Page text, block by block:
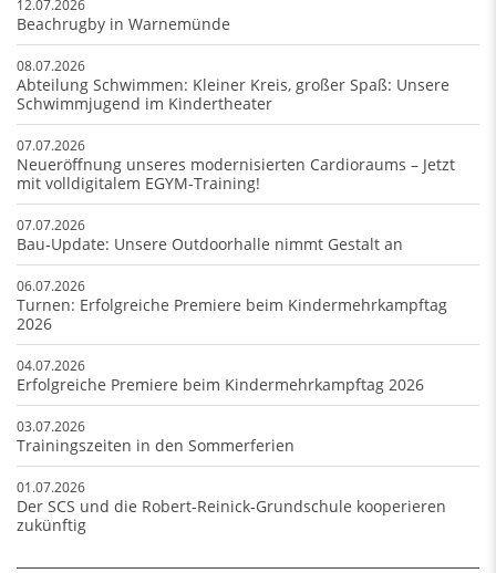
12.07.2026
Beachrugby in Warnemünde
08.07.2026
Abteilung Schwimmen: Kleiner Kreis, großer Spaß: Unsere
Schwimmjugend im Kindertheater
07.07.2026
Neueröffnung unseres modernisierten Cardioraums – Jetzt
mit volldigitalem EGYM-Training!
07.07.2026
Bau-Update: Unsere Outdoorhalle nimmt Gestalt an
06.07.2026
Turnen: Erfolgreiche Premiere beim Kindermehrkampftag
2026
04.07.2026
Erfolgreiche Premiere beim Kindermehrkampftag 2026
03.07.2026
Trainingszeiten in den Sommerferien
01.07.2026
Der SCS und die Robert-Reinick-Grundschule kooperieren
zukünftig